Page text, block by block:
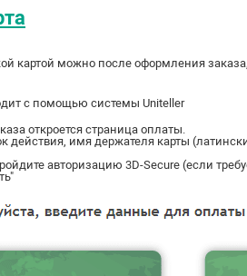
картой можно после оформления
с помощью системы Uniteller
откроется страница оплаты.
действия, имя держателя карты
авторизацию 3D-Secure (если